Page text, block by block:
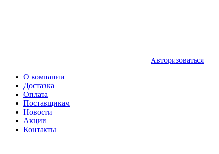
Авторизоваться
О компании
Доставка
Оплата
Поставщикам
Новости
Акции
Контакты